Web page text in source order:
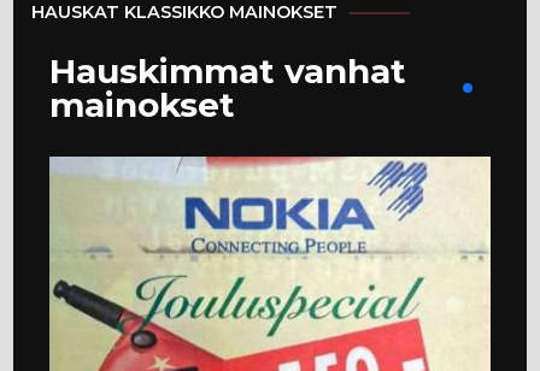
HAUSKAT KLASSIKKO MAINOKSET
Hauskimmat vanhat
mainokset